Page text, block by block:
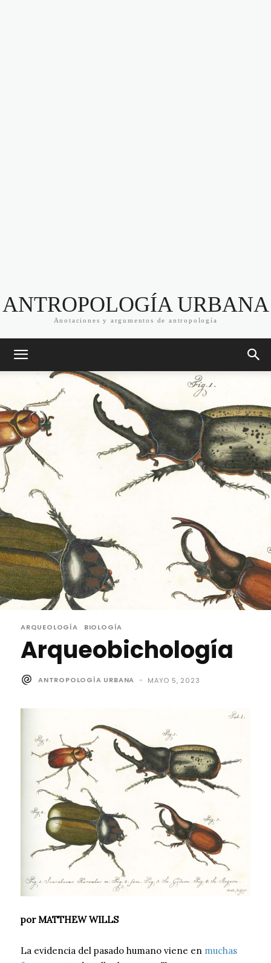
ANTROPOLOGÍA URBANA
Anotaciones y argumentos de antropología
ARQUEOLOGÍA BIOLOGÍA
Arqueobichología
ANTROPOLOGÍA URBANA - MAYO 5, 2023
por MATTHEW WILLS
La evidencia del pasado humano viene en muchas